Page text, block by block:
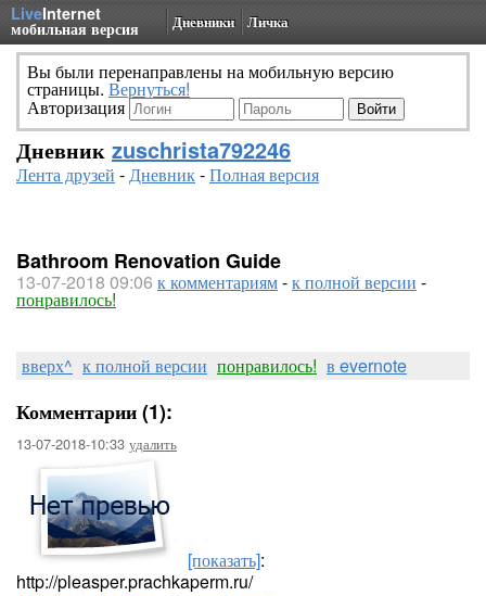
LiveInternet
мобильная версия Дневники Личка
Вы были перенаправлены на мобильную версию
страницы. Вернуться!
Авторизация
Дневник zuschrista792246
Лента друзей -Дневник-Полная версия
Bathroom Renovation Guide
13-07-2018 09:06 к комментариям-к полной версии -
понравилось!
вверх^ к полной версии понравилось! в evernote
Комментарии (1):
13-07-2018-10:33 удалить
[показать]:
http://pleasper.prachkaperm.ru/